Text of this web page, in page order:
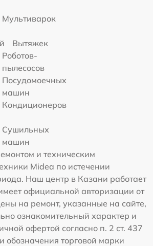
Мультиварок
Вытяжек
Роботов-
пылесосов
Посудомоечных
машин
Кондиционеров
Сушильных
машин
и техническим
Midea по истечении
Наш центр в Казани работает
официальной авторизации от
на ремонт, указанные на сайте,
ознакомительный характер и
офертой согласно п. 2 ст. 437
обозначения торговой марки